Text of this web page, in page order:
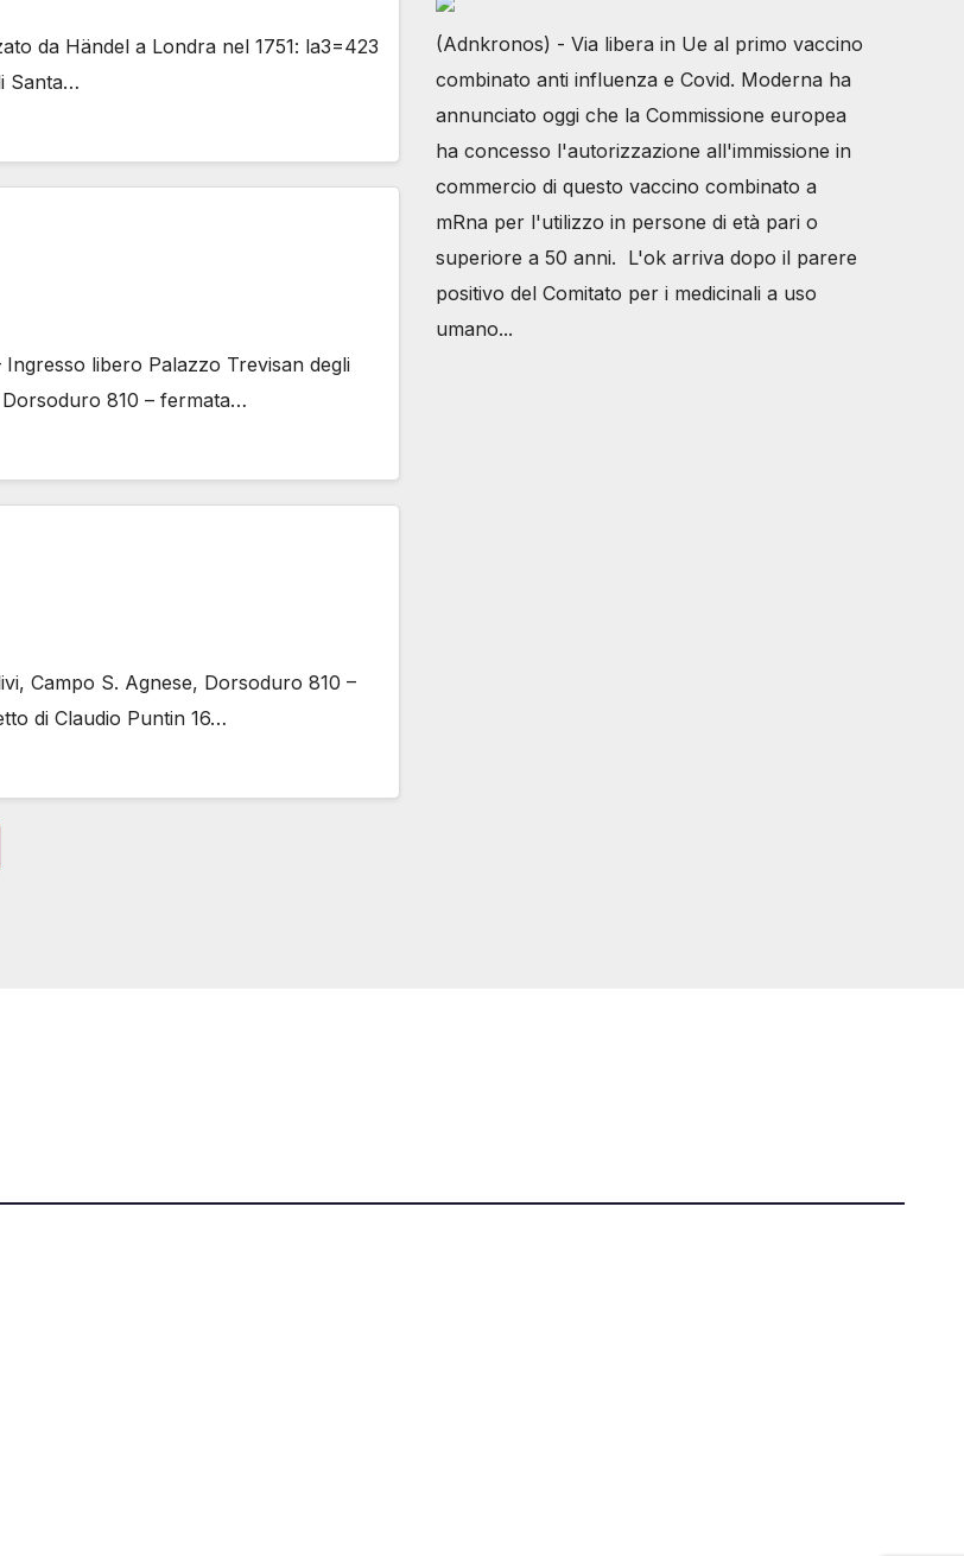
da Händel a Londra nel 1751: la3=423
Santa…
libero Palazzo Trevisan degli
810 – fermata…
Campo S. Agnese, Dorsoduro 810 –
di Claudio Puntin 16…
(Adnkronos) - Via libera in Ue al primo vaccino
combinato anti influenza e Covid. Moderna ha
annunciato oggi che la Commissione europea
ha concesso l'autorizzazione all'immissione in
commercio di questo vaccino combinato a
mRna per l'utilizzo in persone di età pari o
superiore a 50 anni. L'ok arriva dopo il parere
positivo del Comitato per i medicinali a uso
umano...